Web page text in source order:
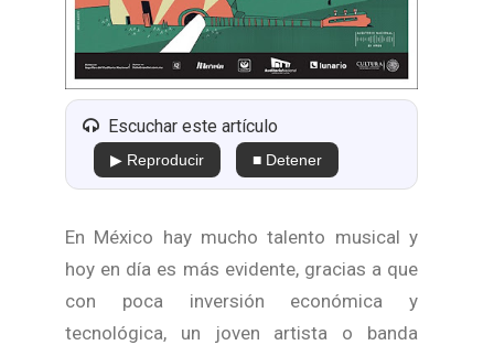
Escuchar este artículo
▶ Reproducir ■ Detener
En México hay mucho talento musical y
hoy en día es más evidente, gracias a que
con poca inversión económica y
tecnológica, un joven artista o banda